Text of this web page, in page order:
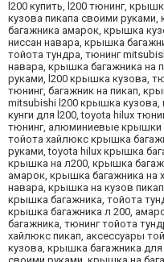
l200 купить, l200 тюнинг,
кузова пикапа своими
багажника амарок, крышка
ниссан навара, крышка
тойота тундра, тюнинг
навара, крышка багажника на
руками, l200 крышка кузова,
тюнинг, багажник на пикап,
mitsubishi l200 крышка
кунги для l200, toyota hilux
тюнинг, алюминиевые крышки
тойота хайлюкс крышка
руками, toyota hilux крышка
крышка на л200, крышка
амарок, крышка багажника на
навара, крышка на кузов
крышка багажника, тойота
крышка багажника л 200,
багажника, тюнинг тойота
хайлюкс пикап, аксессуары
кузова, крышка багажника